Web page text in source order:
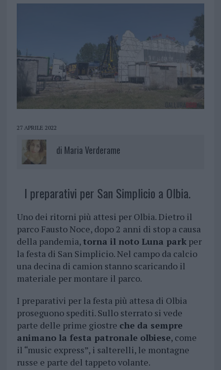
27 APRILE 2022
di Maria Verderame
I preparativi per San Simplicio a Olbia.
Uno dei ritorni più attesi per Olbia. Dietro il
parco Fausto Noce, dopo 2 anni di stop a causa
della pandemia, torna il noto Luna parkper
la festa di San Simplicio. Nel campo da calcio
una decina di camion stanno scaricando il
materiale per montare il parco.
I preparativi per la festa più attesa di Olbia
proseguono spediti. Sullo sterrato si vede
parte delle prime giostre che da sempre
animano la festa patronale olbiese, come
il “music express”, i salterelli, le montagne
russe e parte del tappeto volante.